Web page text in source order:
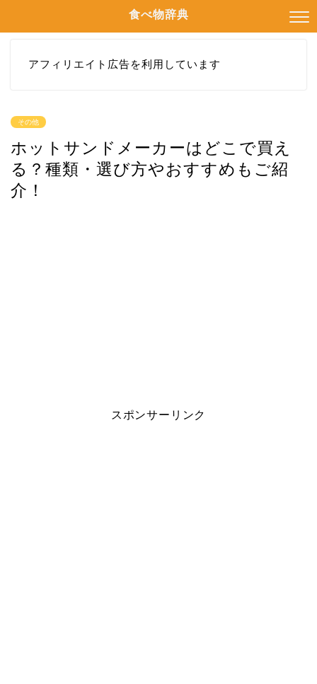
食べ物辞典
アフィリエイト広告を利用しています
その他
ホットサンドメーカーはどこで買え
る？種類・選び方やおすすめもご紹
介！
スポンサーリンク